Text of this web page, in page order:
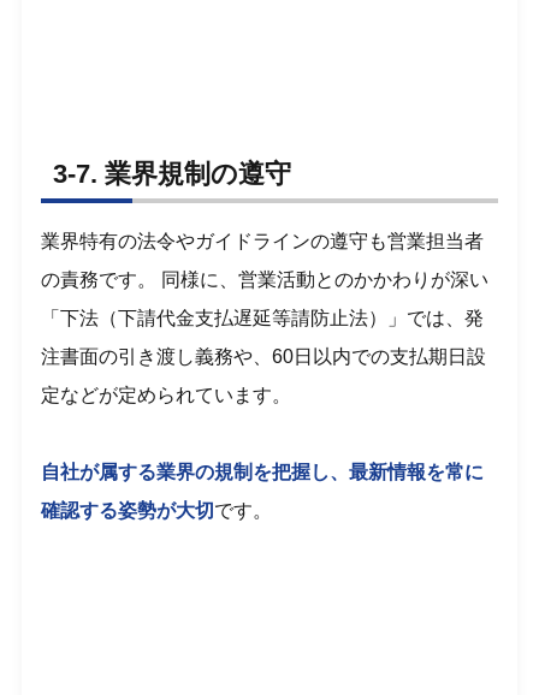
3-7. 業界規制の遵守
業界特有の法令やガイドラインの遵守も営業担当者
の責務です。 同様に、営業活動とのかかわりが深い
「下法（下請代金支払遅延等請防止法）」では、発
注書面の引き渡し義務や、60日以内での支払期日設
定などが定められています。
自社が属する業界の規制を把握し、最新情報を常に
確認する姿勢が大切です。